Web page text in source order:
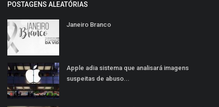
POSTAGENS ALEATÓRIAS
Janeiro Branco
Apple adia sistema que analisará imagens
suspeitas de abuso...